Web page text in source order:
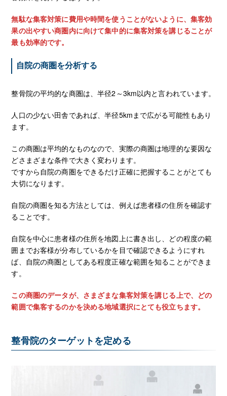
無駄な集客対策に費用や時間を使うことがないように、集客効
果の出やすい商圏内に向けて集中的に集客対策を講じることが
最も効率的です。
自院の商圏を分析する
整骨院の平均的な商圏は、半径2～3km以内と言われています。
人口の少ない田舎であれば、半径5kmまで広がる可能性もあり
ます。
この商圏は平均的なものなので、実際の商圏は地理的な要因な
どさまざまな条件で大きく変わります。
ですから自院の商圏をできるだけ正確に把握することがとても
大切になります。
自院の商圏を知る方法としては、例えば患者様の住所を確認す
ることです。
自院を中心に患者様の住所を地図上に書き出し、どの程度の範
囲までお客様が分布しているかを目で確認できるようにすれ
ば、自院の商圏としてある程度正確な範囲を知ることができま
す。
この商圏のデータが、さまざまな集客対策を講じる上で、どの
範囲で集客するのかを決める地域選択にとても役立ちます。
整骨院のターゲットを定める